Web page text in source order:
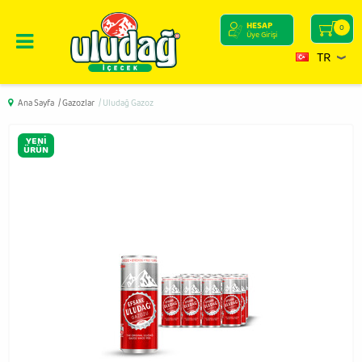
0
HESAP
Üye Girişi
TR
Ana Sayfa / Gazozlar / Uludağ Gazoz
YENI
ÜRÜN